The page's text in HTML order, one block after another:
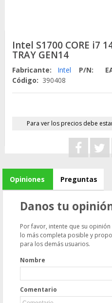
Intel S1700 CORE i7
TRAY GEN14
Fabricante: Intel P/N:
Código: 390408
Para ver los precios debe
Opiniones Preguntas
Danos tu
Por favor, intente que su
lo más completa posible y
para los demás usuarios.
Nombre
Comentario